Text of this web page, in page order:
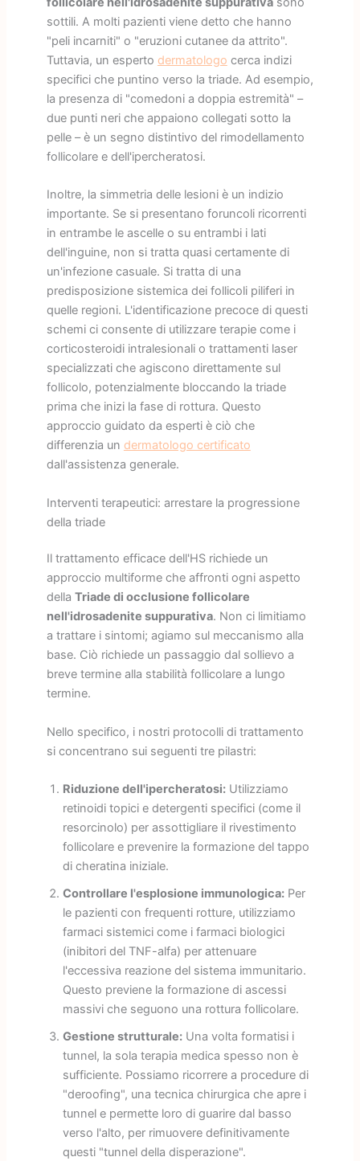
sottili. A molti pazienti viene detto che hanno
"peli incarniti" o "eruzioni cutanee da attrito".
Tuttavia, un esperto dermatologo cerca indizi
specifici che puntino verso la triade. Ad esempio,
la presenza di "comedoni a doppia estremità" –
due punti neri che appaiono collegati sotto la
pelle – è un segno distintivo del rimodellamento
follicolare e dell'ipercheratosi.
Inoltre, la simmetria delle lesioni è un indizio
importante. Se si presentano foruncoli ricorrenti
in entrambe le ascelle o su entrambi i lati
dell'inguine, non si tratta quasi certamente di
un'infezione casuale. Si tratta di una
predisposizione sistemica dei follicoli piliferi in
quelle regioni. L'identificazione precoce di questi
schemi ci consente di utilizzare terapie come i
corticosteroidi intralesionali o trattamenti laser
specializzati che agiscono direttamente sul
follicolo, potenzialmente bloccando la triade
prima che inizi la fase di rottura. Questo
approccio guidato da esperti è ciò che
differenzia un dermatologo certificato
dall'assistenza generale.
Interventi terapeutici: arrestare la progressione
della triade
Il trattamento efficace dell'HS richiede un
approccio multiforme che affronti ogni aspetto
della Triade di occlusione follicolare
nell'idrosadenite suppurativa. Non ci limitiamo
a trattare i sintomi; agiamo sul meccanismo alla
base. Ciò richiede un passaggio dal sollievo a
breve termine alla stabilità follicolare a lungo
termine.
Nello specifico, i nostri protocolli di trattamento
si concentrano sui seguenti tre pilastri:
Riduzione dell'ipercheratosi:Utilizziamo
retinoidi topici e detergenti specifici (come il
resorcinolo) per assottigliare il rivestimento
follicolare e prevenire la formazione del tappo
di cheratina iniziale.
Controllare l'esplosione immunologica:Per
le pazienti con frequenti rotture, utilizziamo
farmaci sistemici come i farmaci biologici
(inibitori del TNF-alfa) per attenuare
l'eccessiva reazione del sistema immunitario.
Questo previene la formazione di ascessi
massivi che seguono una rottura follicolare.
Gestione strutturale:Una volta formatisi i
tunnel, la sola terapia medica spesso non è
sufficiente. Possiamo ricorrere a procedure di
"deroofing", una tecnica chirurgica che apre i
tunnel e permette loro di guarire dal basso
verso l'alto, per rimuovere definitivamente
questi "tunnel della disperazione".